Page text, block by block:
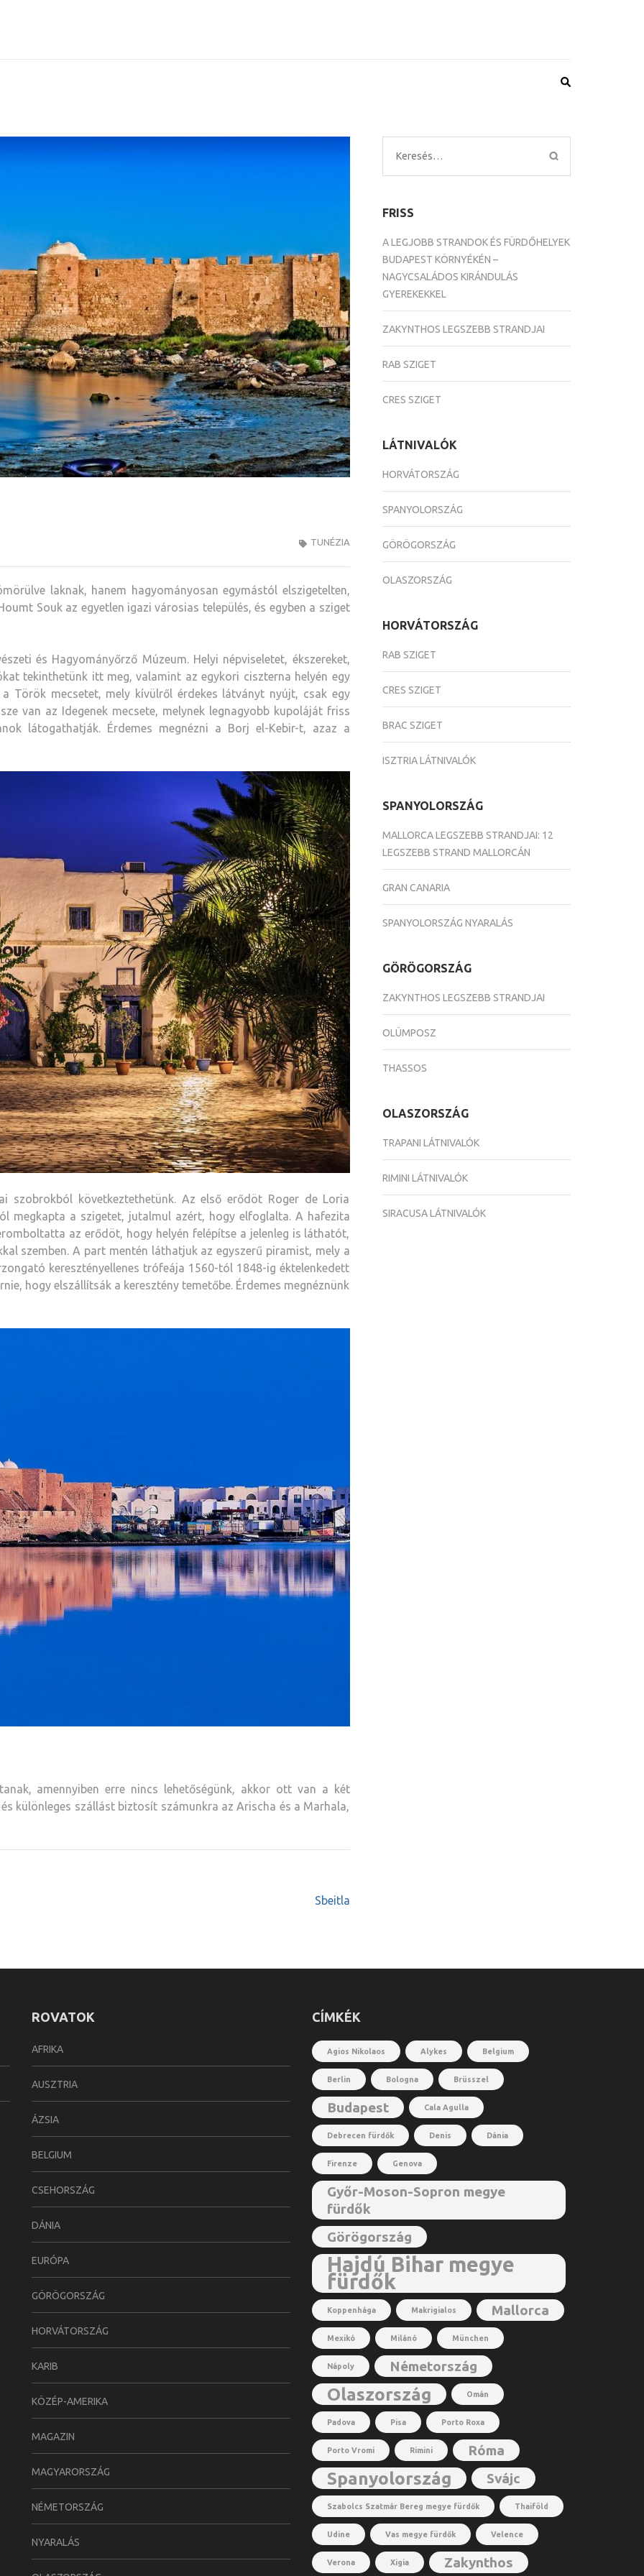
TUNÉZIA
laknak, hanem hagyományosan egymástól elszigetelten,
Souk az egyetlen igazi városias település, és egyben a sziget
és Hagyományőrző Múzeum. Helyi népviseletet, ékszereket,
tekinthetünk itt meg, valamint az egykori ciszterna helyén egy
Török mecsetet, mely kívülről érdekes látványt nyújt, csak egy
van az Idegenek mecsete, melynek legnagyobb kupoláját friss
látogathatják. Érdemes megnézni a Borj el-Kebir-t, azaz a
következtethetünk. Az első erődöt Roger de Loria
megkapta a szigetet, jutalmul azért, hogy elfoglalta. A hafezita
az erődöt, hogy helyén felépítse a jelenleg is láthatót,
szemben. A part mentén láthatjuk az egyszerű piramist, mely a
keresztényellenes trófeája 1560-tól 1848-ig éktelenkedett
hogy elszállítsák a keresztény temetőbe. Érdemes megnéznünk
amennyiben erre nincs lehetőségünk, akkor ott van a két
különleges szállást biztosít számunkra az Arischa és a Marhala,
Sbeitla
Keresés:
FRISS
A LEGJOBB STRANDOK ÉS FÜRDŐHELYEK
BUDAPEST KÖRNYÉKÉN –
NAGYCSALÁDOS KIRÁNDULÁS
GYEREKEKKEL
ZAKYNTHOS LEGSZEBB STRANDJAI
RAB SZIGET
CRES SZIGET
LÁTNIVALÓK
HORVÁTORSZÁG
SPANYOLORSZÁG
GÖRÖGORSZÁG
OLASZORSZÁG
HORVÁTORSZÁG
RAB SZIGET
CRES SZIGET
BRAC SZIGET
ISZTRIA LÁTNIVALÓK
SPANYOLORSZÁG
MALLORCA LEGSZEBB STRANDJAI: 12
LEGSZEBB STRAND MALLORCÁN
GRAN CANARIA
SPANYOLORSZÁG NYARALÁS
GÖRÖGORSZÁG
ZAKYNTHOS LEGSZEBB STRANDJAI
OLÜMPOSZ
THASSOS
OLASZORSZÁG
TRAPANI LÁTNIVALÓK
RIMINI LÁTNIVALÓK
SIRACUSA LÁTNIVALÓK
ROVATOK
AFRIKA
AUSZTRIA
ÁZSIA
BELGIUM
CSEHORSZÁG
DÁNIA
EURÓPA
GÖRÖGORSZÁG
HORVÁTORSZÁG
KARIB
KÖZÉP-AMERIKA
MAGAZIN
MAGYARORSZÁG
NÉMETORSZÁG
NYARALÁS
CÍMKÉK
Agios Nikolaos Alykes Belgium
Berlin Bologna Brüsszel
Budapest Cala Agulla
Debrecen fürdők Denis Dánia
Firenze Genova
Győr-Moson-Sopron megye
fürdők
Görögország
Hajdú Bihar megye
fürdők
Koppenhága Makrigialos Mallorca
Mexikó Milánó München
Nápoly Németország
Olaszország Omán
Padova Pisa Porto Roxa
Porto Vromi Rimini Róma
Spanyolország Svájc
Szabolcs Szatmár Bereg megye fürdők Thaiföld
Udine Vas megye fürdők Velence
Verona Xigia Zakynthos